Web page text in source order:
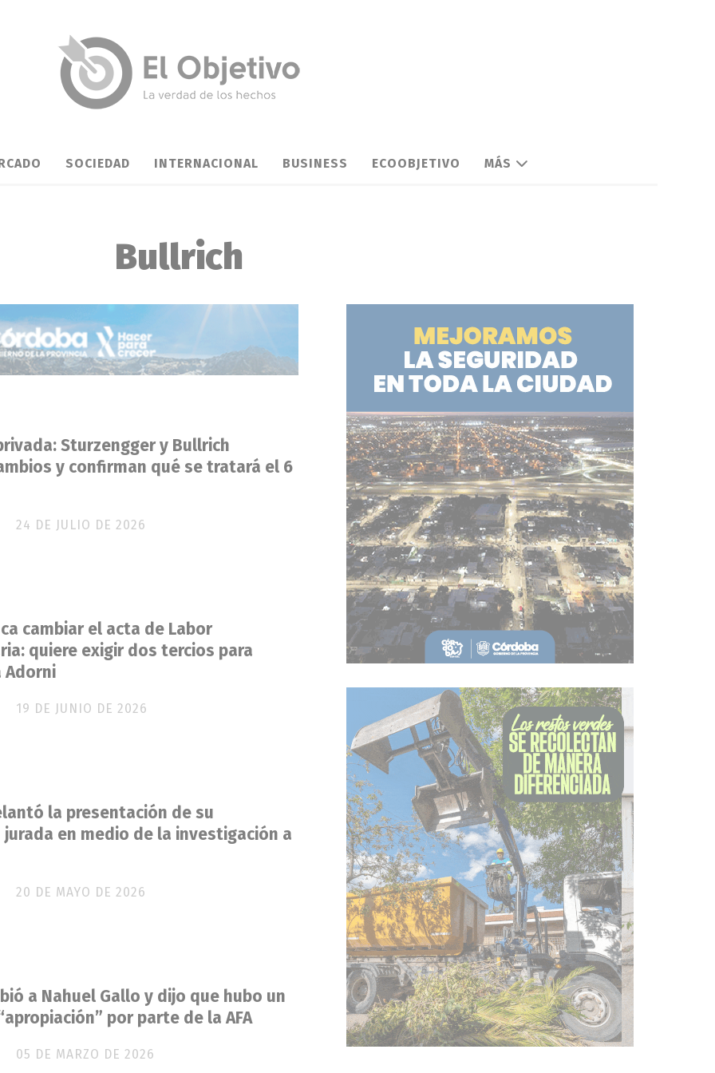
SOCIEDAD INTERNACIONAL BUSINESS ECOOBJETIVO MÁS
Bullrich
Sturzengger y Bullrich
y confirman qué se tratará el 6
24 DE JULIO DE 2026
cambiar el acta de Labor
quiere exigir dos tercios para
Adorni
19 DE JUNIO DE 2026
la presentación de su
en medio de la investigación a
20 DE MAYO DE 2026
a Nahuel Gallo y dijo que hubo un
por parte de la AFA
05 DE MARZO DE 2026